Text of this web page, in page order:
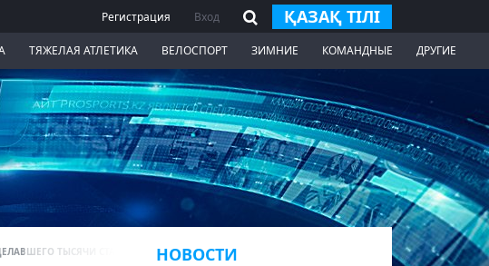
Регистрация Вход ҚАЗАҚ ТІЛІ
ТЯЖЕЛАЯ АТЛЕТИКА ВЕЛОСПОРТ ЗИМНИЕ КОМАНДНЫЕ ДРУГИЕ
ТЫСЯЧИ СТАВОК НА СПОРТНОВОСТИ